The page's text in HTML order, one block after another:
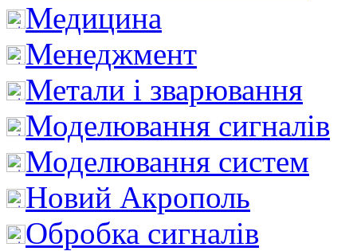
Медицина
Менеджмент
Метали і зварювання
Моделювання сигналів
Моделювання систем
Новий Акрополь
Обробка сигналів